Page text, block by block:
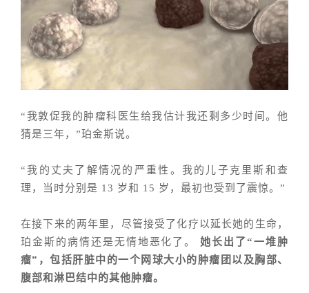
“我敦促我的肿瘤科医生给我估计我还剩多少时间。他
猜是三年，”珀金斯说。
“我的丈夫了解情况的严重性。我的儿子克里斯和查
理，当时分别是 13 岁和 15 岁，最初也受到了震惊。”
在接下来的两年里，尽管接受了化疗以延长她的生命，
珀金斯的病情还是无情地恶化了。
她长出了“一堆肿
瘤”，包括肝脏中的一个网球大小的肿瘤团以及胸部、
腹部和淋巴结中的其他肿瘤。